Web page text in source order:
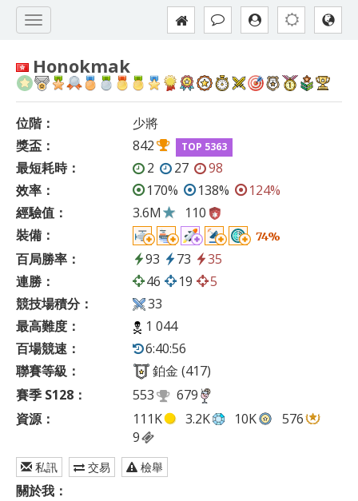
Honokmak
位階：
少將
獎盃：
842 TOP 5363
最短耗時： 2 27
98
效率：
170% 138%
124%
經驗值：
3.6M
110
裝備：
74%
百局勝率： 93 73
35
連勝：
46 19
5
競技場積分：
33
最高難度：
1 044
百場競速：
6:40:56
聯賽等級：
鉑金 (417)
賽季 S128：
553
679
資源：
111K 3.2K 10K
576
9
私訊 交易 檢舉
關於我：